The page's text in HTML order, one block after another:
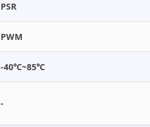
PSR
PWM
-40℃~85℃
-